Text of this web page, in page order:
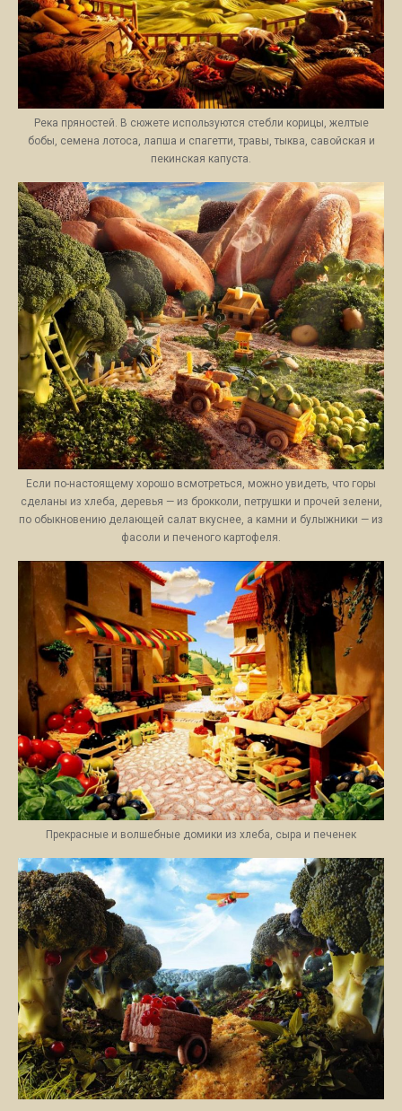
Река пряностей. В сюжете используются стебли корицы, желтые
бобы, семена лотоса, лапша и спагетти, травы, тыква, савойская и
пекинская капуста.
Если по-настоящему хорошо всмотреться, можно увидеть, что горы
сделаны из хлеба, деревья — из брокколи, петрушки и прочей зелени,
по обыкновению делающей салат вкуснее, а камни и булыжники — из
фасоли и печеного картофеля.
Прекрасные и волшебные домики из хлеба, сыра и печенек